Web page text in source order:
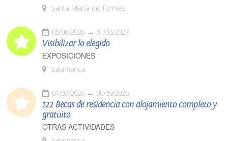
Santa Marta de Tormes
05/06/2026 31/03/2027
Visibilizar lo elegido
EXPOSICIONES
Salamanca
01/07/2026 30/09/2026
122 Becas de residencia con alojamiento completo y
gratuito
OTRAS ACTIVIDADES